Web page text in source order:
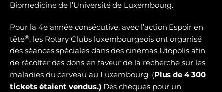
Biomedicine de l’Université de Luxembourg.
Pour la 4e année consécutive, avec l’action Espoir en
tête®, les Rotary Clubs luxembourgeois ont organisé
des séances spéciales dans des cinémas Utopolis afin
de récolter des dons en faveur de la recherche sur les
maladies du cerveau au Luxembourg. (Plus de 4 300
tickets étaient vendus.) Des chèques pour un